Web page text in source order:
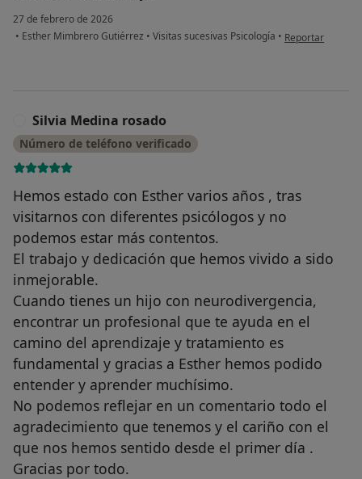
27 de febrero de 2026
• Esther Mimbrero Gutiérrez • Visitas sucesivas Psicología • en opinión del
Reportar
Silvia Medina rosado
Número de teléfono verificado
Hemos estado con Esther varios años , tras
visitarnos con diferentes psicólogos y no
podemos estar más contentos.
El trabajo y dedicación que hemos vivido a sido
inmejorable.
Cuando tienes un hijo con neurodivergencia,
encontrar un profesional que te ayuda en el
camino del aprendizaje y tratamiento es
fundamental y gracias a Esther hemos podido
entender y aprender muchísimo.
No podemos reflejar en un comentario todo el
agradecimiento que tenemos y el cariño con el
que nos hemos sentido desde el primer día .
Gracias por todo.